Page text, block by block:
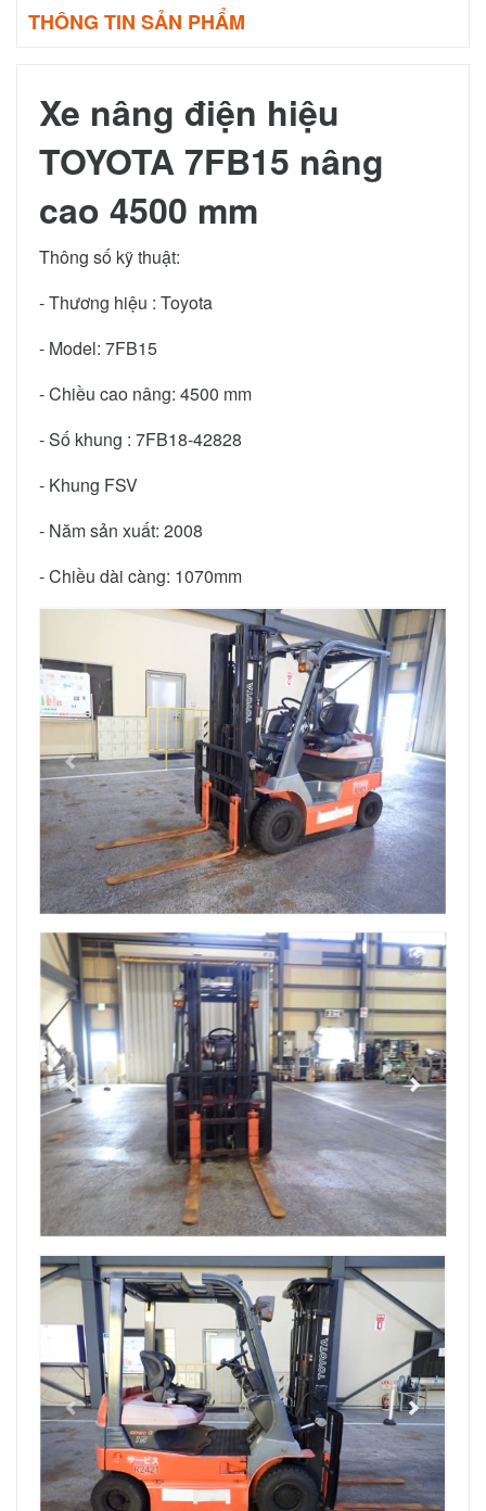
THÔNG TIN SẢN PHẨM
Xe nâng điện hiệu
TOYOTA 7FB15 nâng
cao 4500 mm
Thông số kỹ thuật:
- Thương hiệu : Toyota
- Model: 7FB15
- Chiều cao nâng: 4500 mm
- Số khung : 7FB18-42828
- Khung FSV
- Năm sản xuất: 2008
- Chiều dài càng: 1070mm